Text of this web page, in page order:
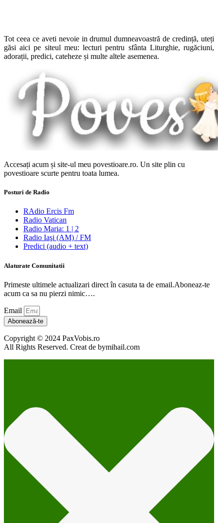
Tot ceea ce aveti nevoie in drumul dumneavoastră de credință, uteți
găsi aici pe siteul meu: lecturi pentru sfânta Liturghie, rugăciuni,
adorații, predici, cateheze și multe altele asemenea.
Accesați acum și site-ul meu povestioare.ro. Un site plin cu
povestioare scurte pentru toata lumea.
Posturi de Radio
RAdio Ercis Fm
Radio Vatican
Radio Maria: 1 | 2
Radio Iaşi (AM) / FM
Predici (audio + text)
Alaturate Comunitatii
Primeste ultimele actualizari direct în casuta ta de email.Aboneaz-te
acum ca sa nu pierzi nimic….
Email
Abonează-te
Copyright © 2024 PaxVobis.ro
All Rights Reserved. Creat de bymihail.com